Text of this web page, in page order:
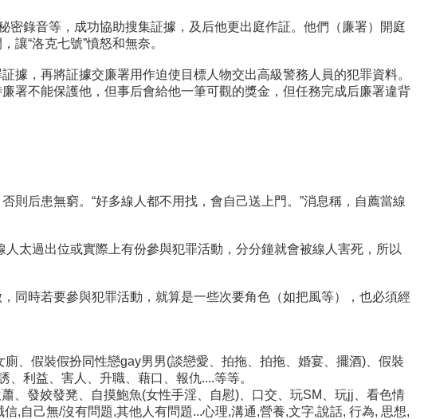
密錄音等，成功協助搜集証據，及后他更出庭作証。他們（廉署）開庭
“洛克七號”憤怒和無奈。
，再將証據交廉署用作迫使目標人物交出高級警務人員的犯罪資料。
署不能保護他，但事后會給他一筆可觀的獎金，但任務完成后廉署違背
后患無窮。“好多線人都不用找，會自己送上門。”消息稱，自薦當線
太過出位或實際上有份參與犯罪活動，分分鐘就會被線人害死，所以
同時若要參與犯罪活動，就算是一些次要角色（如把風等），也必須經
、假裝假扮同性戀gay男男(談戀愛、拍拖、拍拖、婚宴、擺酒)、假裝
利益、害人、升職、藉口、報仇....等等。
、發姣發凳、自摸鮑魚(女性手淫、自慰)、口交、玩SM、玩jj、看色情
,自己無/沒有問題,其他人有問題...心理,溝通,營養,文字,說話, 行為, 思想,